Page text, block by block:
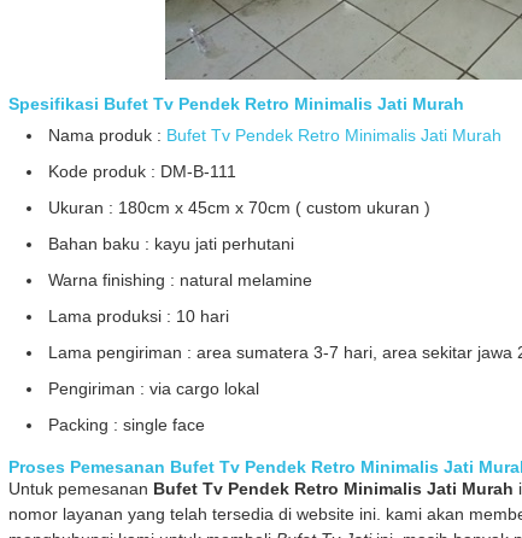
Spesifikasi Bufet Tv Pendek Retro Minimalis Jati Murah
Nama produk : Bufet Tv Pendek Retro Minimalis Jati Murah
Kode produk : DM-B-111
Ukuran : 180cm x 45cm x 70cm ( custom ukuran )
Bahan baku : kayu jati perhutani
Warna finishing : natural melamine
Lama produksi : 10 hari
Lama pengiriman : area sumatera 3-7 hari, area sekitar jawa
Pengiriman : via cargo lokal
Packing : single face
Proses Pemesanan Bufet Tv Pendek Retro Minimalis Jati
Untuk pemesanan Bufet Tv Pendek Retro Minimalis Jati Murah
nomor layanan yang telah tersedia di website ini. kami akan